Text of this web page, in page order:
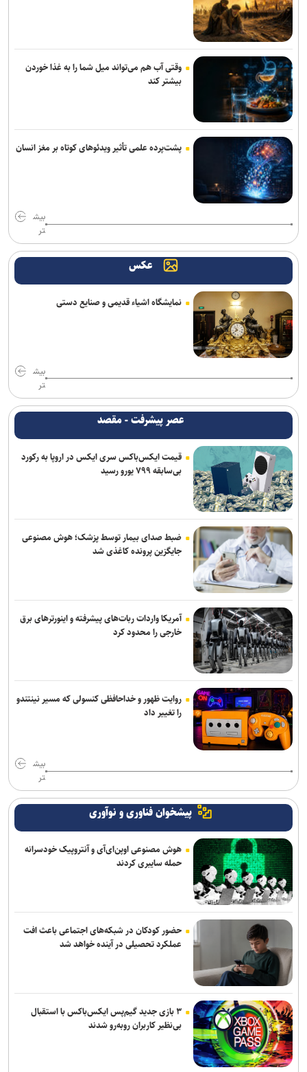
دادسرای تهران
۶۰ میلیون تردد خودرویی در مرز‌های اربعینی ثبت شد
ادعای نماینده مجلس درباره «نحوه ردزنی محل استقرار شهید لاریجانی»
صحت ندارد
ستاد حقوق بشر: روز حقوق بشر اسلامی نماد مقاومت در برابر غرب است
سیگار مهم‌ترین دروازه ورود به مصرف مواد مخدر است
ورود حیوانات خانگی به رستوران‌ها و مراکز عرضه غذا تخلف بهداشتی
است
اطلاعیه وزارت آموزش و پرورش درباره برگزاری امتحانات نهایی معوق در ۴
رشد ۴۲ درصدی سازش در شورای حل اختلاف استان تهران
واکنش پلیس به فیک نیوزها و بازنشرِ ویدئوهایِ تکراری
ترافیک سنگین در جاده چالوس/ جاده‌های شمالی بدون مداخلات جوی و
پایش شبانه روزی تهویه قطار‌ها و ایستگاه‌های مترو/ پیش‌بینی هوشمند
تهویه در قطار‌های جدید
آثار مخرب مصرف الکل و سیگار در بروز بیماری‌ها
کلاهبرداری و پولشویی در قالب شرکت مهاجرتی به کانادا/ دست مدیر
مهاجرتی با ۳۰۰ شاکی رو شد
تصادف زنجیره‌ای ۱۲ خودرو با ۱۹ مصدوم در محور یاسوج–اصفهان/ علت
حادثه در دست بررسی است
زائر در تصادفات اربعینی
وقتی آب هم می‌تواند میل شما را به غذا خوردن
بیشتر کند
پشت‌پرده علمی تأثیر ویدئو‌های کوتاه بر مغز انسان
بیش
تر
عکس
نمایشگاه اشیاء قدیمی و صنایع دستی
بیش
تر
عصر پیشرفت - مقصد
قیمت ایکس‌باکس سری ایکس در اروپا به رکورد
بی‌سابقه ۷۹۹ یورو رسید
ضبط صدای بیمار توسط پزشک؛ هوش مصنوعی
جایگزین پرونده کاغذی شد
آمریکا واردات ربات‌های پیشرفته و اینورترهای برق
خارجی را محدود کرد
روایت ظهور و خداحافظی کنسولی که مسیر نینتندو
را تغییر داد
بیش
تر
پیشخوان فناوری و نوآوری
هوش مصنوعی اوپن‌ای‌آی و آنتروپیک خودسرانه
حمله سایبری کردند
حضور کودکان در شبکه‌های اجتماعی باعث افت
عملکرد تحصیلی در آینده خواهد شد
۳ بازی جدید گیم‌پس ایکس‌باکس با استقبال
بی‌نظیر کاربران روبه‌رو شدند